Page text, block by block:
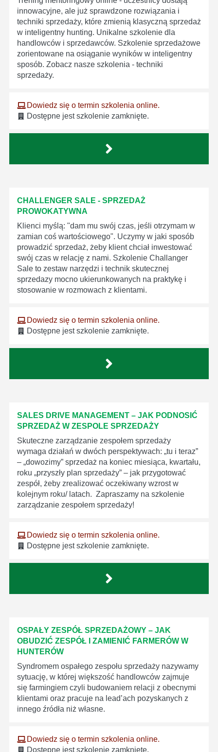
innowacyjne, ale już sprawdzone rozwiązania i
techniki sprzedaży, które zmienią klasyczną sprzedaż
w inteligentny hunting. Unikalne szkolenie dla
handlowców i sprzedawców. Szkolenie sprzedażowe
zorientowane na osiąganie wyników w inteligentny
sposób. Zobacz nasze szkolenia - techniki
sprzedaży.
Dowiedz się o termin szkolenia online.
Dostępne jest szkolenie zamknięte.
CHALLENGER SALE - SPRZEDAŻ
PROWOKATYWNA
Klienci myślą: "dam mu swój czas, jeśli otrzymam w
zamian coś wartościowego". Uczymy w jaki sposób
prowadzić sprzedaż, żeby klient chciał inwestować
swój czas w relację z nami. Szkolenie Challanger
Sale to zestaw narzędzi i technik skutecznej
sprzedazy mocno ukierunkowanych na praktykę i
stosowanie w rozmowach z klientami.
Dowiedz się o termin szkolenia online.
Dostępne jest szkolenie zamknięte.
SALES DRIVE MANAGEMENT – JAK PODNOSIĆ
SPRZEDAŻ W ZESPOLE SPRZEDAŻY
Skuteczne zarządzanie zespołem sprzedaży
wymaga działań w dwóch perspektywach: „tu i teraz”
– „dowozimy” sprzedaż na koniec miesiąca, kwartału,
roku „przyszły plan sprzedaży” – jak przygotować
zespół, żeby zrealizować oczekiwany wzrost w
kolejnym roku/ latach. Zapraszamy na szkolenie
zarządzanie zespołem sprzedaży!
Dowiedz się o termin szkolenia online.
Dostępne jest szkolenie zamknięte.
OSPAŁY ZESPÓŁ SPRZEDAŻOWY – JAK
OBUDZIĆ ZESPÓŁ I ZAMIENIĆ FARMERÓW W
HUNTERÓW
Syndromem ospałego zespołu sprzedaży nazywamy
sytuację, w której większość handlowców zajmuje
się farmingiem czyli budowaniem relacji z obecnymi
klientami oraz pracuje na lead’ach pozyskanych z
innego źródła niż własne.
Dowiedz się o termin szkolenia online.
Dostępne jest szkolenie zamknięte.